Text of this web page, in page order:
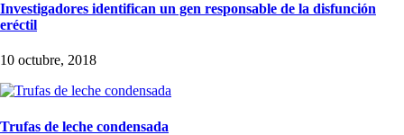
Investigadores identifican un gen responsable de la disfunción
eréctil
10 octubre, 2018
Trufas de leche condensada